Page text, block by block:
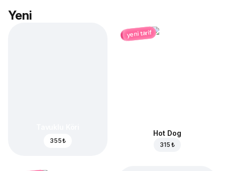
Yeni
355 ₺
yeni tarif
Hot Dog
315 ₺